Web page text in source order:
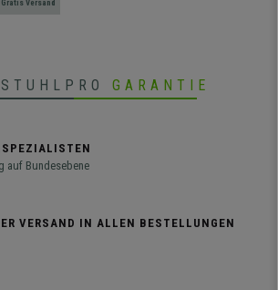
Gratis Versand
GARANTIE
auf Bundesebene
VERSAND IN ALLEN BESTELLUNGEN